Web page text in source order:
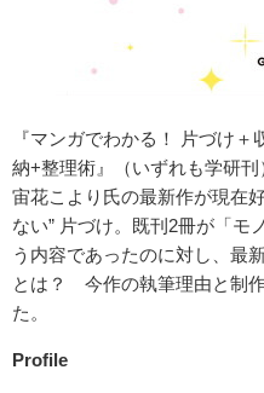
『マンガでわかる！ 片づけ
納+整理術』（いずれも学研
宙花こより氏の最新作が現在
ない” 片づけ。既刊2冊が「モ
う内容であったのに対し、最
とは？ 今作の執筆理由と制
た。
Profile